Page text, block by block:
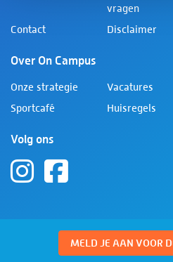
vragen
Contact Disclaimer
Over On Campus
Onze strategie Vacatures
Sportcafé
Huisregels
Volg ons
MELD JE AAN VOOR